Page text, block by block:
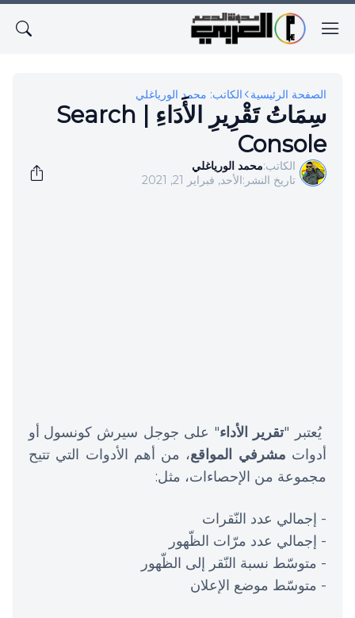
الصفحة الرئيسية الكاتب: محمد الورياغلي
سِمَاتُ تَقْرِيرِ الأَدَاءِ | Search
Console
الكاتب:محمد الورياغلي
تاريخ النشر:الأحد, فبراير 21, 2021
يُعتبر "تقرير الأداء" على جوجل سيرش كونسول أو
أدوات مشرفي المواقع، من أهم الأدوات التي تتيح
مجموعة من الإحصاءات، مثل:
- إجمالي عدد النّقرات
- إجمالي عدد مرّات الظّهور
- متوسّط نسبة النّقر إلى الظّهور
- متوسّط موضع الإعلان